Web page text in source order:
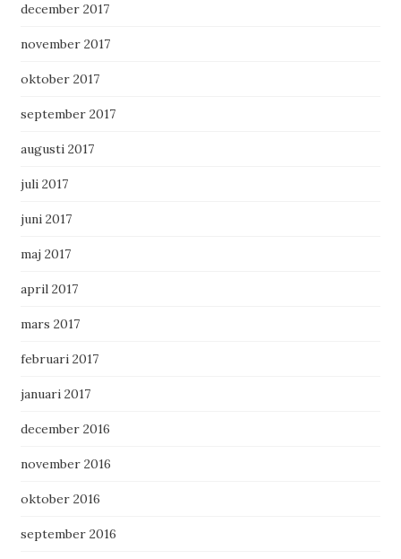
december 2017
november 2017
oktober 2017
september 2017
augusti 2017
juli 2017
juni 2017
maj 2017
april 2017
mars 2017
februari 2017
januari 2017
december 2016
november 2016
oktober 2016
september 2016